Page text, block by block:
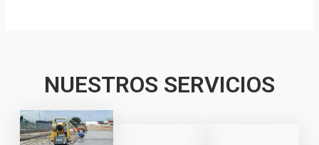
NUESTROS SERVICIOS